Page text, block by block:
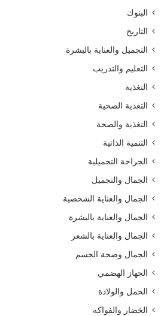
البنوك
التاريخ
التجميل والعناية بالبشرة
التعليم والتدريب
التغذية
التغذية الصحية
التغذية والصحة
التنمية الذاتية
الجراحة التجميلية
الجمال والتجميل
الجمال والعناية الشخصية
الجمال والعناية بالبشرة
الجمال والعناية بالشعر
الجمال وصحة الجسم
الجهاز الهضمي
الحمل والولادة
الخضار والفواكه